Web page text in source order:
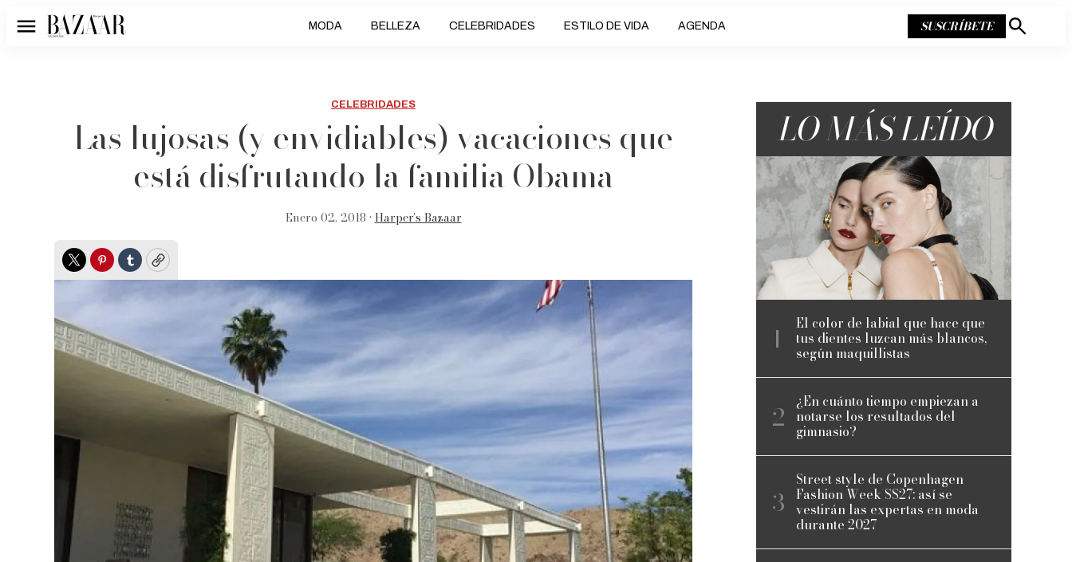
Menú MODA BELLEZA CELEBRIDADES ESTILO DE VIDA AGENDA SUSCRÍBETE
Mostrar
CELEBRIDADES
Las lujosas (y envidiables) vacaciones que
está disfrutando la familia Obama
Enero 02, 2018 • Harper’s Bazaar
TwitterPinterest
TumblrCopy
LO MÁS LEÍDO
El color de labial que hace que
tus dientes luzcan más blancos,
según maquillistas
¿En cuánto tiempo empiezan a
notarse los resultados del
gimnasio?
Street style de Copenhagen
Fashion Week SS27: así se
vestirán las expertas en moda
durante 2027